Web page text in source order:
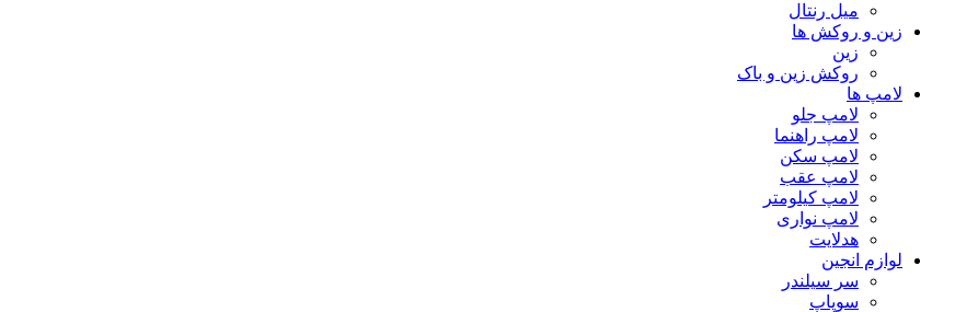
میل رنتال
زین و روکش ها
زین
روکش زین و باک
لامپ ها
لامپ جلو
لامپ راهنما
لامپ سکن
لامپ عقب
لامپ کیلومتر
لامپ نواری
هدلایت
لوازم انجین
سر سیلندر
سوپاپ